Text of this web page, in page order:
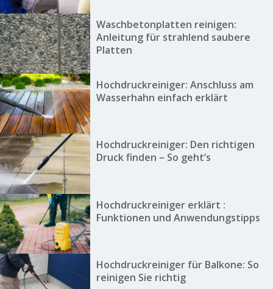
Waschbetonplatten reinigen:
Anleitung für strahlend saubere
Platten
Hochdruckreiniger: Anschluss am
Wasserhahn einfach erklärt
Hochdruckreiniger: Den richtigen
Druck finden – So geht’s
Hochdruckreiniger erklärt :
Funktionen und Anwendungstipps
Hochdruckreiniger für Balkone: So
reinigen Sie richtig